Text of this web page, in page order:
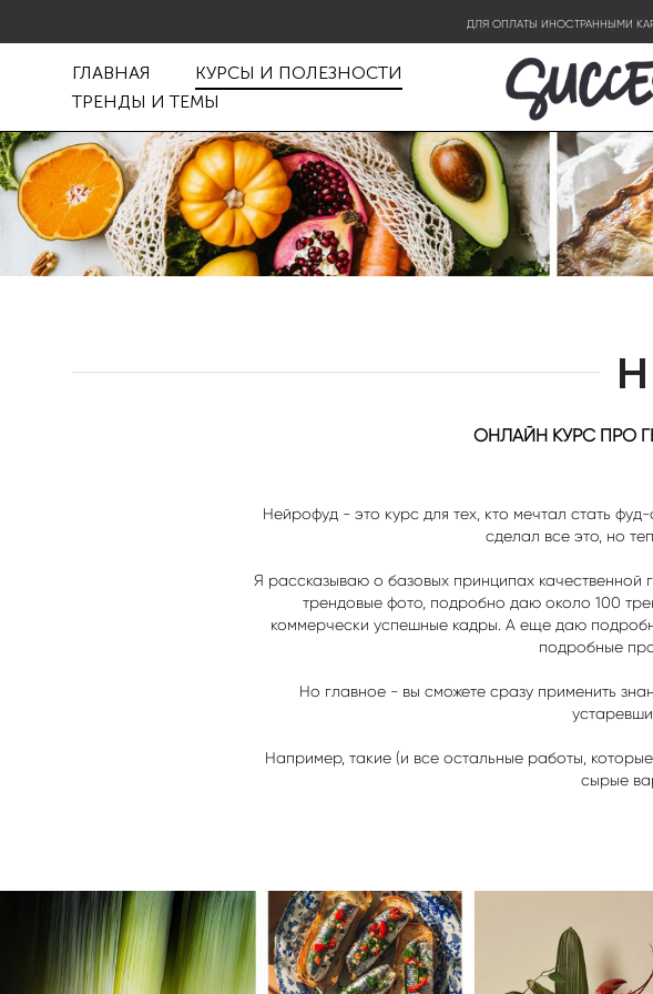
ДЛЯ ОПЛАТЫ ИНОСТРАННЫМИ
ГЛАВНАЯ
КУРСЫ И ПОЛЕЗНОСТИ
ТРЕНДЫ И ТЕМЫ
ОНЛАЙН КУРС ПРО
Нейрофуд - это курс для тех, кто мечтал стать
сделал все это, но
Я рассказываю о базовых принципах
трендовые фото, подробно даю около 100
коммерчески успешные кадры. А еще даю
подробные
Но главное - вы сможете сразу применить
Например, такие (и все остальные работы,
сырые